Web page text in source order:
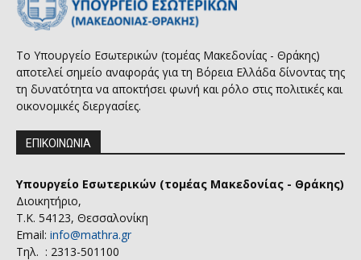
Το Υπουργείο Εσωτερικών (τομέας Μακεδονίας - Θράκης)
αποτελεί σημείο αναφοράς για τη Βόρεια Ελλάδα δίνοντας της
τη δυνατότητα να αποκτήσει φωνή και ρόλο στις πολιτικές και
οικονομικές διεργασίες.
ΕΠΙΚΟΙΝΩΝΙΑ
Υπουργείο Εσωτερικών (τομέας Μακεδονίας - Θράκης)
Διοικητήριο,
Τ.Κ. 54123, Θεσσαλονίκη
Email: info@mathra.gr
Τηλ. : 2313-501100